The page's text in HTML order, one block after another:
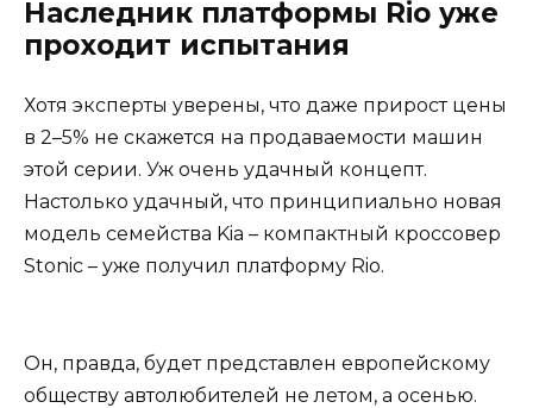
Наследник платформы Rio уже
проходит испытания
Хотя эксперты уверены, что даже прирост цены
в 2–5% не скажется на продаваемости машин
этой серии. Уж очень удачный концепт.
Настолько удачный, что принципиально новая
модель семейства Kia – компактный кроссовер
Stonic – уже получил платформу Rio.
Он, правда, будет представлен европейскому
обществу автолюбителей не летом, а осенью.